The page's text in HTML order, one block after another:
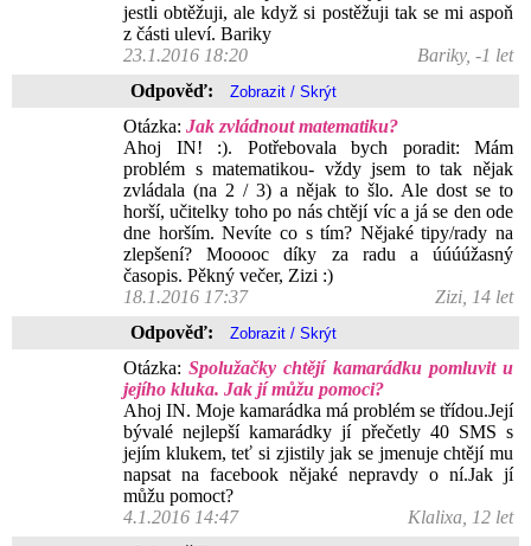
jestli obtěžuji, ale když si postěžuji tak se mi aspoň
z části uleví. Bariky
23.1.2016 18:20
Bariky, -1 let
Odpověď:
Otázka: Jak zvládnout matematiku?
Ahoj IN! :). Potřebovala bych poradit: Mám
problém s matematikou- vždy jsem to tak nějak
zvládala (na 2 / 3) a nějak to šlo. Ale dost se to
horší, učitelky toho po nás chtějí víc a já se den ode
dne horším. Nevíte co s tím? Nějaké tipy/rady na
zlepšení? Mooooc díky za radu a úúúúžasný
časopis. Pěkný večer, Zizi :)
18.1.2016 17:37
Zizi, 14 let
Odpověď:
Otázka:Spolužačky chtějí kamarádku pomluvit u
jejího kluka. Jak jí můžu pomoci?
Ahoj IN. Moje kamarádka má problém se třídou.Její
bývalé nejlepší kamarádky jí přečetly 40 SMS s
jejím klukem, teť si zjistily jak se jmenuje chtějí mu
napsat na facebook nějaké nepravdy o ní.Jak jí
můžu pomoct?
4.1.2016 14:47
Klalixa, 12 let